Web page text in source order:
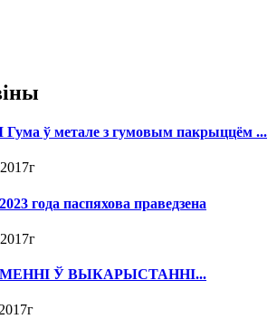
Гума ў метале з гумовым пакрыццём ...
года паспяхова праведзена
Ў ВЫКАРЫСТАННІ...